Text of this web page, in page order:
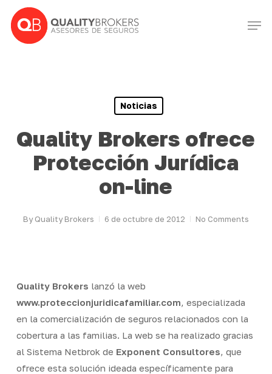
main
Noticias
Quality Brokers ofrece
Protección Jurídica
on-line
By Quality Brokers 6 de octubre de 2012 No Comments
Quality Brokers lanzó la web
www.proteccionjuridicafamiliar.com, especializada
en la comercialización de seguros relacionados con la
cobertura a las familias. La web se ha realizado gracias
al Sistema Netbrok de Exponent Consultores, que
ofrece esta solución ideada específicamente para